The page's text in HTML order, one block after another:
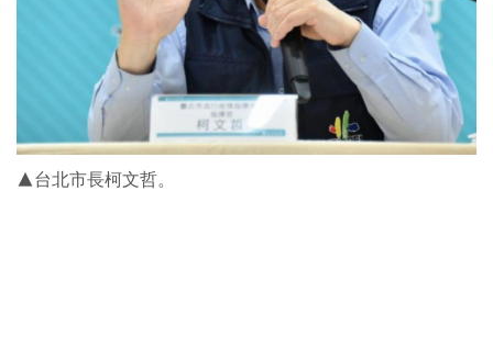
▲台北市長柯文哲。